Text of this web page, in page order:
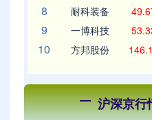
8 耐科装备
9 一博科技
10 方邦股份
沪深京行